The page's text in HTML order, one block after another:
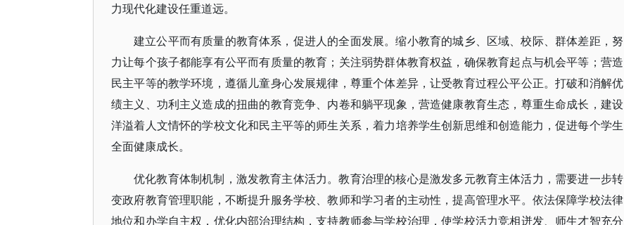
力现代化建设任重道远。
建立公平而有质量的教育体系，促进人的全面发展。缩小教育的城乡、区域、校际、群体差距，努
力让每个孩子都能享有公平而有质量的教育；关注弱势群体教育权益，确保教育起点与机会平等；营造
民主平等的教学环境，遵循儿童身心发展规律，尊重个体差异，让受教育过程公平公正。打破和消解优
绩主义、功利主义造成的扭曲的教育竞争、内卷和躺平现象，营造健康教育生态，尊重生命成长，建设
洋溢着人文情怀的学校文化和民主平等的师生关系，着力培养学生创新思维和创造能力，促进每个学生
全面健康成长。
优化教育体制机制，激发教育主体活力。教育治理的核心是激发多元教育主体活力，需要进一步转
变政府教育管理职能，不断提升服务学校、教师和学习者的主动性，提高管理水平。依法保障学校法律
地位和办学自主权，优化内部治理结构，支持教师参与学校治理，使学校活力竞相迸发、师生才智充分